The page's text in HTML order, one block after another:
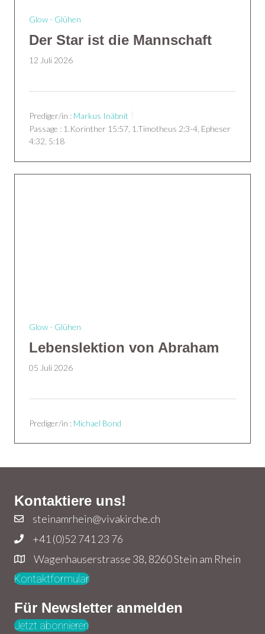
Glow - Glühen
Der Star ist die Mannschaft
12 Juli 2026
Prediger/in : Markus Inäbnit
Passage : 1.Korinther 15:57, 1.Timotheus 2:3-4, Epheser
4:32, 5:18
Glow - Glühen
Lebenslektion von Abraham
05 Juli 2026
Prediger/in : Michael Bond
Kontaktiere uns!
steinamrhein@vivakirche.ch
+41 (0)52 741 23 76
Wagenhauserstrasse 38, 8260 Stein am Rhein
Kontaktformular
Für Newsletter anmelden
Jetzt abonnieren